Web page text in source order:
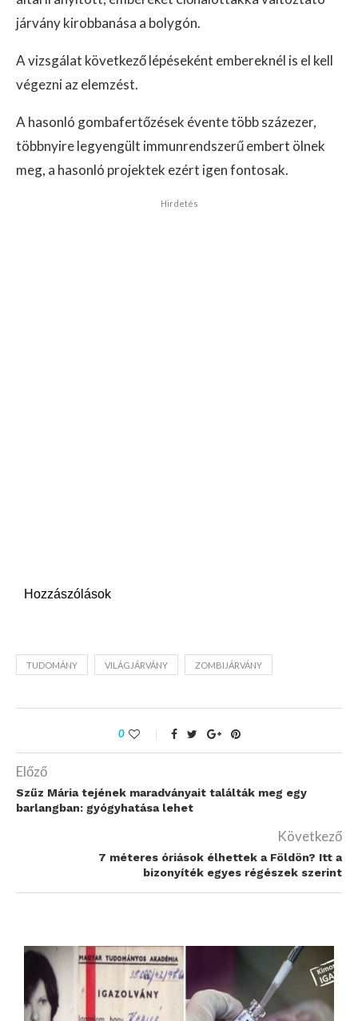
járvány kirobbanása a bolygón.
A vizsgálat következő lépéseként embereknél is el kell
végezni az elemzést.
A hasonló gombafertőzések évente több százezer,
többnyire legyengült immunrendszerű embert ölnek
meg, a hasonló projektek ezért igen fontosak.
Hirdetés
Hozzászólások
TUDOMÁNY VILÁGJÁRVÁNY ZOMBIJÁRVÁNY
0
Előző
Szűz Mária tejének maradványait találták meg egy
barlangban: gyógyhatása lehet
Következő
7 méteres óriások élhettek a Földön? Itt a
bizonyíték egyes régészek szerint